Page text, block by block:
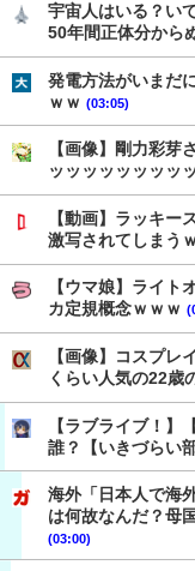
宇宙人はいる？い
50年間正体分から
発電方法がいまだ
ｗｗ (03:05)
【画像】剛力彩芽
ッッッッッッッッ
【動画】ラッキー
激写されてしまう
【ウマ娘】ライト
カ定規概念ｗｗｗ
【画像】コスプレ
くらい人気の22歳
【ラブライブ！
誰？【いきづらい
海外「日本人で海
は何故なんだ？母
(03:00)